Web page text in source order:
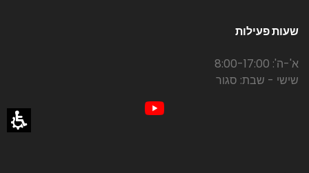
שעות פעילות
א'-ה': 8:00-17:00
שישי - שבת: סגור